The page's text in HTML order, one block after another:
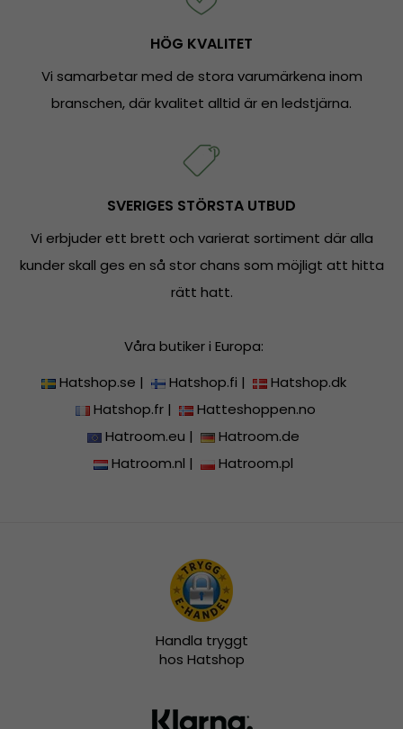
HÖG KVALITET
Vi samarbetar med de stora varumärkena inom
branschen, där kvalitet alltid är en ledstjärna.
SVERIGES STÖRSTA UTBUD
Vi erbjuder ett brett och varierat sortiment där alla
kunder skall ges en så stor chans som möjligt att hitta
rätt hatt.
Våra butiker i Europa:
Hatshop.se | Hatshop.fi |
Hatshop.dk
Hatshop.fr|
Hatteshoppen.no
Hatroom.eu |
Hatroom.de
Hatroom.nl | Hatroom.pl
Handla tryggt
hos Hatshop